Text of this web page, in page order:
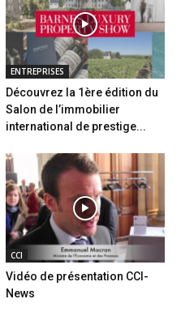
ENTREPRISES
Découvrez la 1ère édition du
Salon de l’immobilier
international de prestige...
CCI
Vidéo de présentation CCI-
News